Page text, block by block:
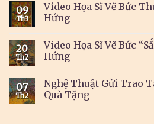
09
Th3
Video Họa Sĩ Vẽ Bức
Hứng
20
Th2
Video Họa Sĩ Vẽ Bức
Hứng
07
Th2
Nghệ Thuật Gửi Trao
Quà Tặng